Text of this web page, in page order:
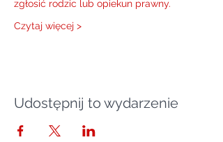
zgłosić rodzic lub opiekun prawny.
Czytaj więcej >
Udostępnij to wydarzenie